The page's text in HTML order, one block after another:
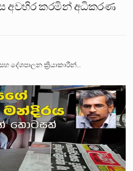
අවහිර කරමින් අධිකරණ
දේශපාලන ක්‍රියාකාරීන්…